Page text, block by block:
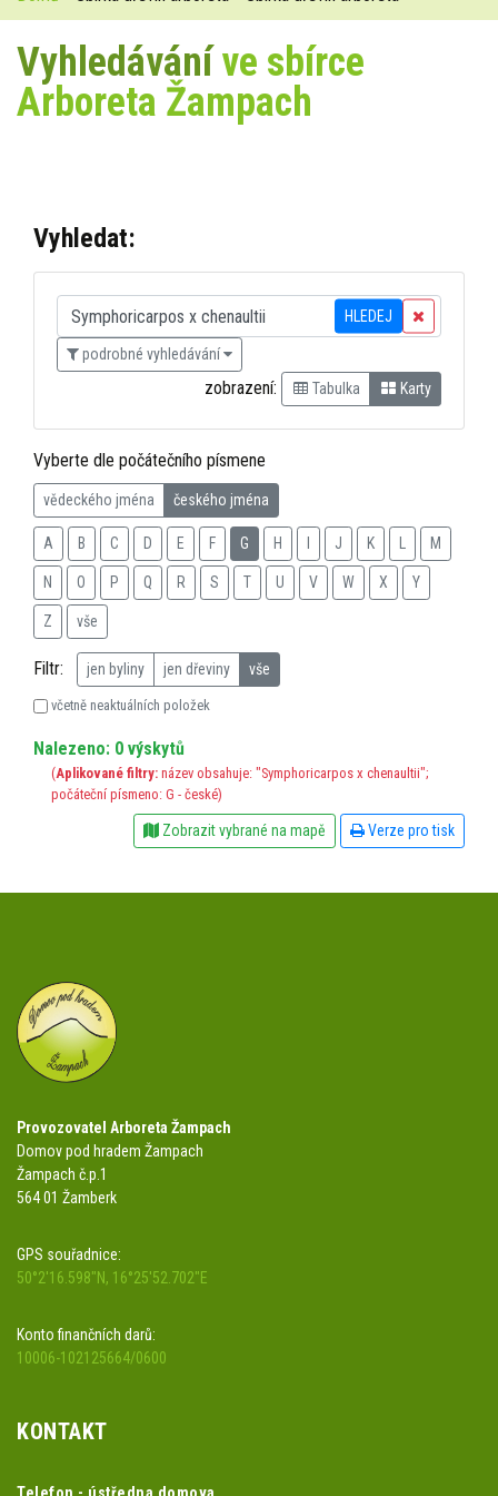
Vyhledáváníve sbírce
Arboreta Žampach
Vyhledat:
HLEDEJ
podrobné vyhledávání
zobrazení: Tabulka Karty
Vyberte dle počátečního písmene
vědeckého jména českého jména
A B C D E F G H J K M
N O P Q R S T U V W X Y
Z vše
Filtr: jen byliny jen dřeviny vše
včetně neaktuálních položek
Nalezeno: 0 výskytů
(Aplikované filtry: název obsahuje: "Symphoricarpos x chenaultii";
počáteční písmeno: G - české)
Zobrazit vybrané na mapě Verze pro tisk
Provozovatel Arboreta Žampach
Domov pod hradem Žampach
Žampach č.p.1
564 01 Žamberk
GPS souřadnice:
50°2'16.598"N, 16°25'52.702"E
Konto finančních darů:
10006-102125664/0600
KONTAKT